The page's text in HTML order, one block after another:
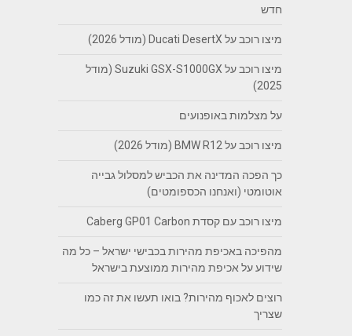
חדש
מיצו רוכב על Ducati DesertX (מודל 2026)
מיצו רוכב על Suzuki GSX-S1000GX (מודל
2025)
על מצלמות באופנועים
מיצו רוכב על BMW R12 (מודל 2026)
כך הפכה המדינה את הכביש למסלול גבייה
אוטומטי (ואנחנו הכספומטים)
מיצו רוכב עם קסדת Caberg GP01 Carbon
מהפיכה באכיפת מהירות בכבישי ישראל – כל מה
שידוע על אכיפת מהירות ממוצעת בישראל
רוצים לאכוף מהירות? בואו תעשו את זה כמו
שצריך